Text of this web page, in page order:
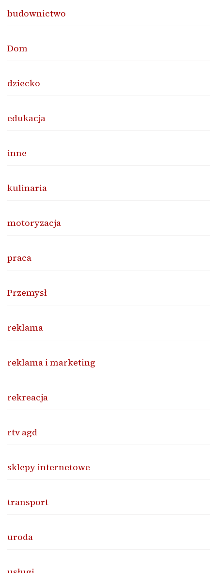
budownictwo
Dom
dziecko
edukacja
inne
kulinaria
motoryzacja
praca
Przemysł
reklama
reklama i marketing
rekreacja
rtv agd
sklepy internetowe
transport
uroda